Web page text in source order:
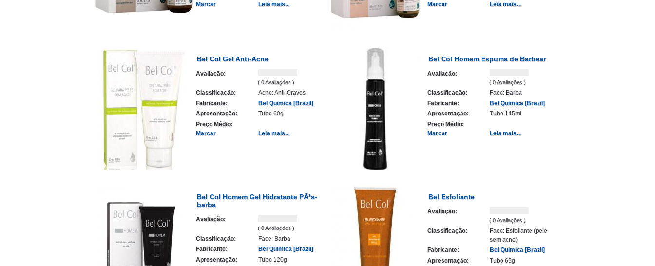
Marcar
Leia mais...
Marcar
Leia mais...
Bel Col Gel Anti-Acne
Avaliação:
( 0 Avaliações )
Classificação:
Acne: Anti-Cravos
Fabricante:
Bel Quimica [Brazil]
Apresentação:
Tubo 60g
Preço Médio:
Marcar
Leia mais...
Bel Col Homem Espuma de Barbear
Avaliação:
( 0 Avaliações )
Classificação:
Face: Barba
Fabricante:
Bel Quimica [Brazil]
Apresentação:
Tubo 145ml
Preço Médio:
Marcar
Leia mais...
Bel Col Homem Gel Hidratante PÃ³s-
barba
Avaliação:
( 0 Avaliações )
Classificação:
Face: Barba
Fabricante:
Bel Quimica [Brazil]
Apresentação:
Tubo 120g
Bel Esfoliante
Avaliação:
( 0 Avaliações )
Classificação:
Face: Esfoliante (pele
sem acne)
Fabricante:
Bel Quimica [Brazil]
Apresentação:
Tubo 65g